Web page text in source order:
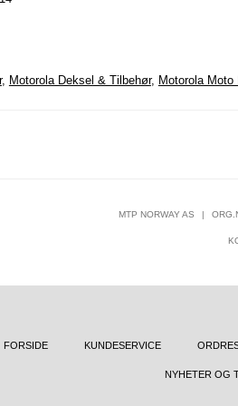
, Motorola Deksel & Tilbehør, Motorola
MTP NORWAY AS |
FORSIDE KUNDESERVICE
NYHETER OG